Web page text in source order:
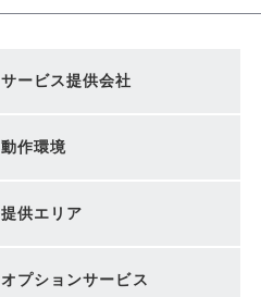
サービス提供会社
動作環境
提供エリア
オプションサービス